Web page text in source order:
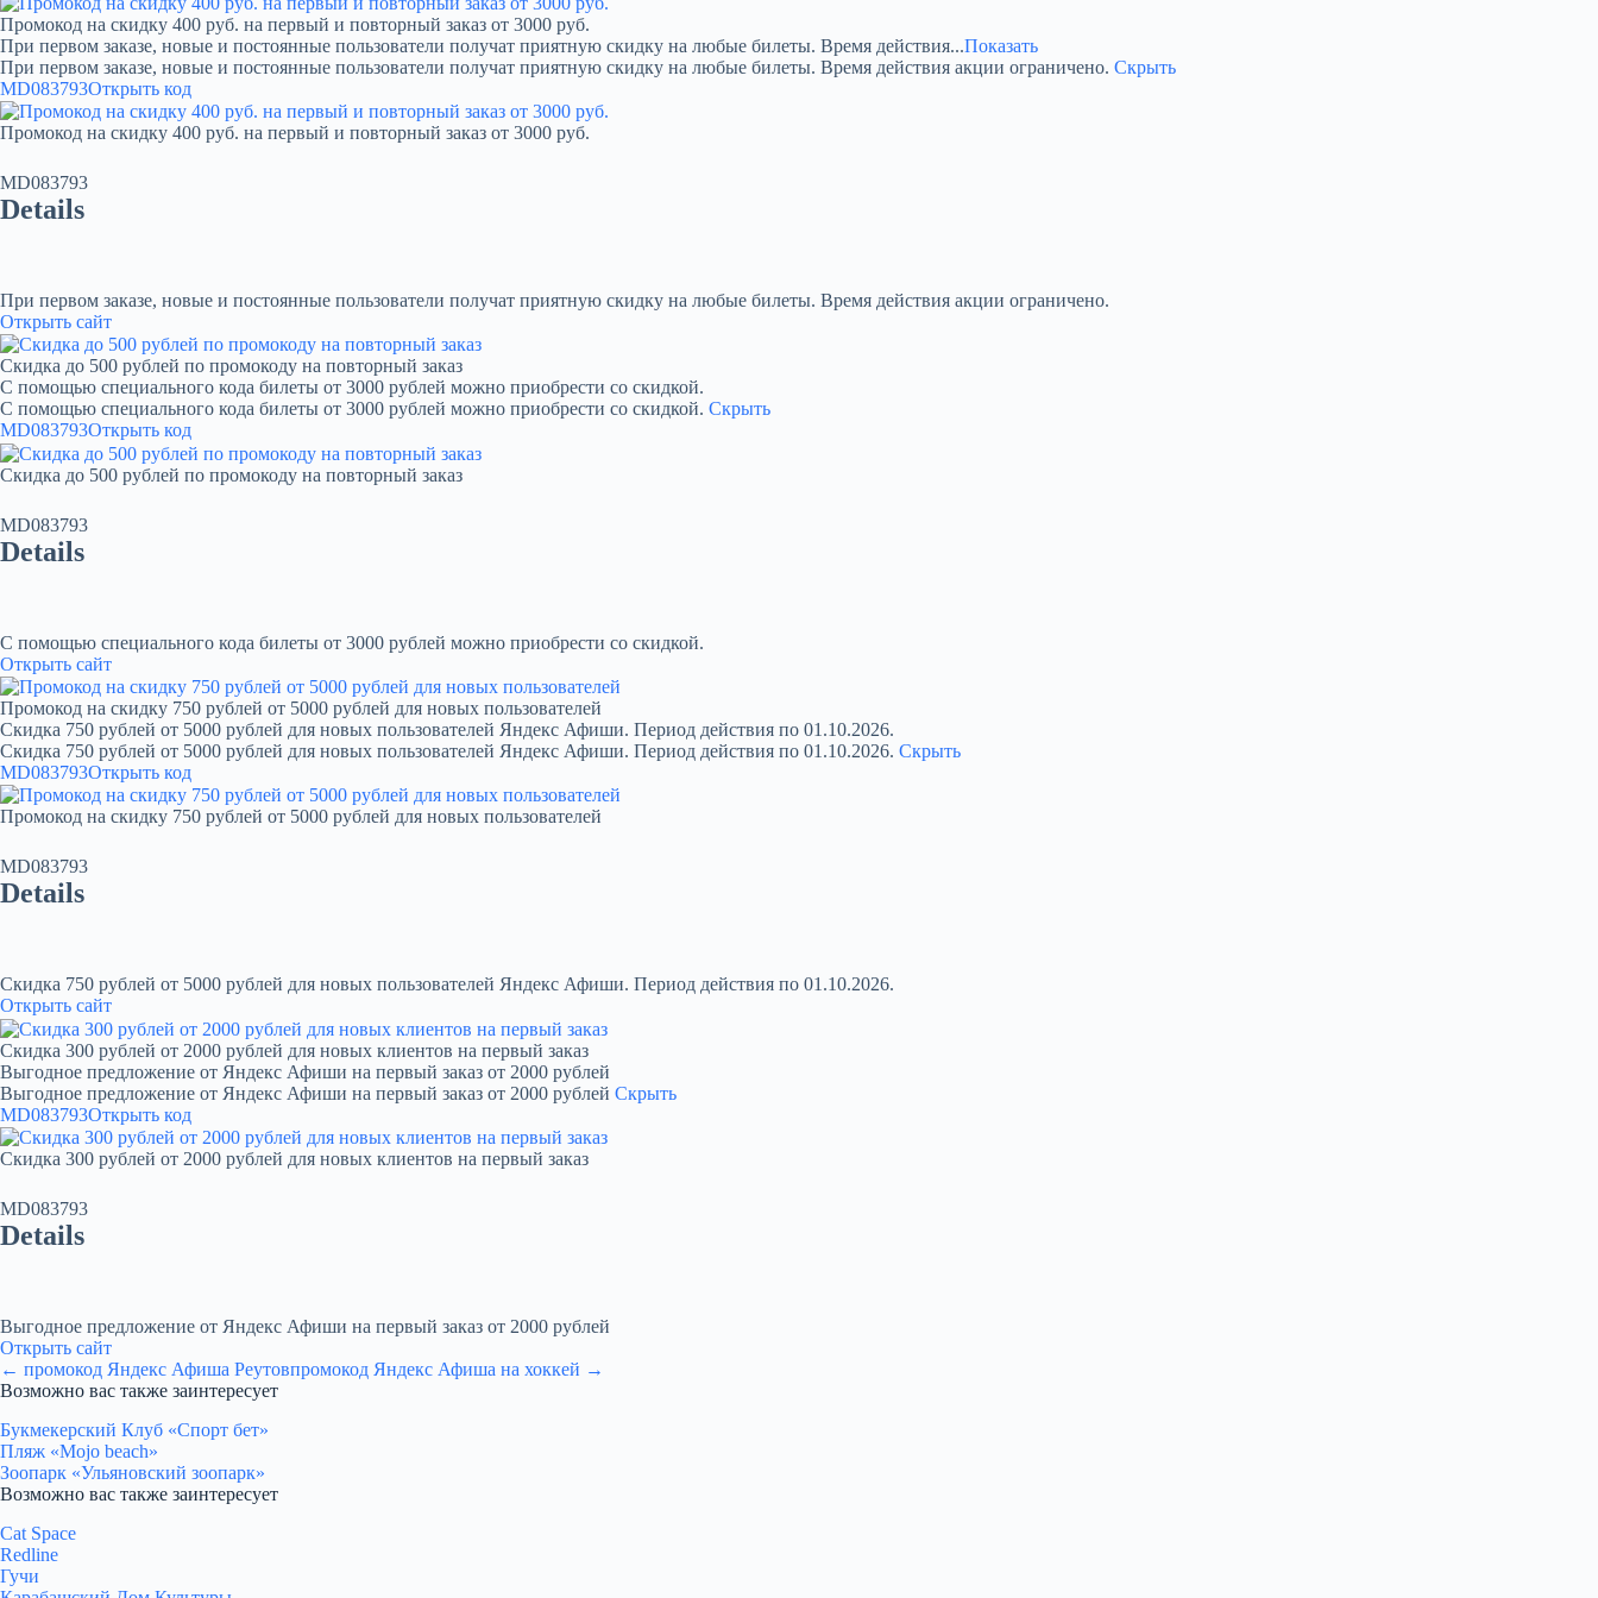
Промокод на скидку 400 руб. на первый и повторный заказ от 3000 руб.
При первом заказе, новые и постоянные пользователи получат приятную скидку на любые билеты. Время действия...Показать
При первом заказе, новые и постоянные пользователи получат приятную скидку на любые билеты. Время действия акции ограничено. Скрыть
MD083793Открыть код
Промокод на скидку 400 руб. на первый и повторный заказ от 3000 руб.
MD083793
Details
При первом заказе, новые и постоянные пользователи получат приятную скидку на любые билеты. Время действия акции ограничено.
Открыть сайт
Скидка до 500 рублей по промокоду на повторный заказ
С помощью специального кода билеты от 3000 рублей можно приобрести со скидкой.
С помощью специального кода билеты от 3000 рублей можно приобрести со скидкой. Скрыть
MD083793Открыть код
Скидка до 500 рублей по промокоду на повторный заказ
MD083793
Details
С помощью специального кода билеты от 3000 рублей можно приобрести со скидкой.
Открыть сайт
Промокод на скидку 750 рублей от 5000 рублей для новых пользователей
Скидка 750 рублей от 5000 рублей для новых пользователей Яндекс Афиши. Период действия по 01.10.2026.
Скидка 750 рублей от 5000 рублей для новых пользователей Яндекс Афиши. Период действия по 01.10.2026. Скрыть
MD083793Открыть код
Промокод на скидку 750 рублей от 5000 рублей для новых пользователей
MD083793
Details
Скидка 750 рублей от 5000 рублей для новых пользователей Яндекс Афиши. Период действия по 01.10.2026.
Открыть сайт
Скидка 300 рублей от 2000 рублей для новых клиентов на первый заказ
Выгодное предложение от Яндекс Афиши на первый заказ от 2000 рублей
Выгодное предложение от Яндекс Афиши на первый заказ от 2000 рублей Скрыть
MD083793Открыть код
Скидка 300 рублей от 2000 рублей для новых клиентов на первый заказ
MD083793
Details
Выгодное предложение от Яндекс Афиши на первый заказ от 2000 рублей
Открыть сайт
← промокод Яндекс Афиша Реутовпромокод Яндекс Афиша на хоккей →
Возможно вас также заинтересует
Букмекерский Клуб «Спорт бет»
Пляж «Mojo beach»
Зоопарк «Ульяновский зоопарк»
Возможно вас также заинтересует
Cat Space
Redline
Гучи